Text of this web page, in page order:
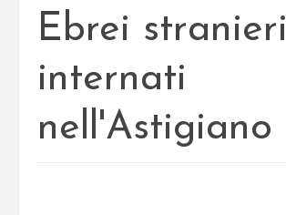
Ebrei stranieri
internati
nell'Astigiano